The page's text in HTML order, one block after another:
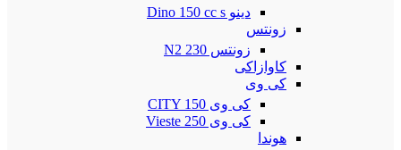
دینو Dino 150 cc s
زونتس
زونتس N2 230
کاوازاکی
کی وی
کی وی CITY 150
کی وی Vieste 250
هوندا